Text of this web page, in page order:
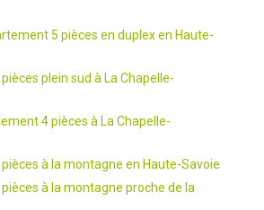
5 pièces en duplex en Haute-
plein sud à La Chapelle-
4 pièces à La Chapelle-
à la montagne en Haute-Savoie
à la montagne proche de la